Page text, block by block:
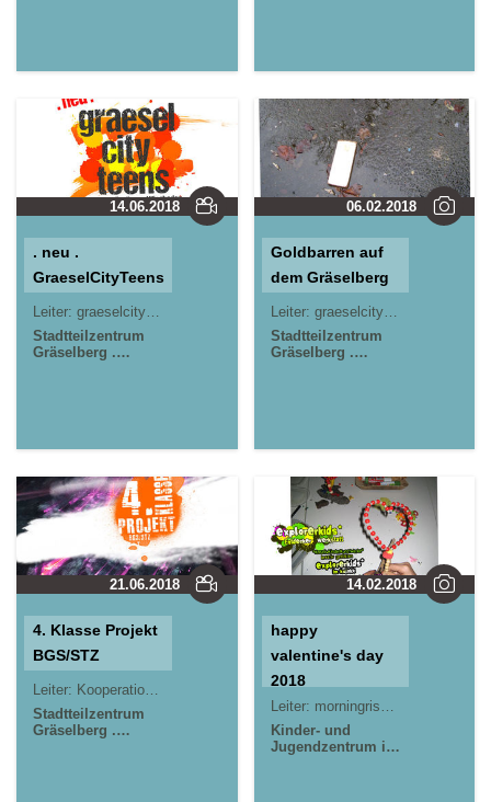
14.06.2018
. neu .
GraeselCityTeens
Leiter: graeselcityeens . gct
Stadtteilzentrum
Gräselberg .
06.02.2018
Goldbarren auf
dem Gräselberg
Leiter: graeselcityteens
Stadtteilzentrum
Gräselberg .
21.06.2018
4. Klasse Projekt
BGS/STZ
Leiter: Kooperationsprojekt
Stadtteilzentrum
Gräselberg .
14.02.2018
happy
valentine's day
2018
Leiter: morningrise* . jOrn
Kinder- und
Jugendzentrum in